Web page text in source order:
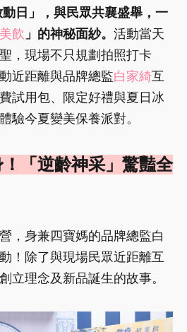
日」，與民眾共襄盛舉，一
飲 」的神秘面紗。 活動當天
，現場不只規劃拍照打卡
近距離與品牌總監白家綺互
試用包、限定好禮與夏日冰
驗今夏變美保養派對。
「逆齡神采」驚豔全
，身兼四寶媽的品牌總監白
！除了與現場民眾近距離互
立理念及新品誕生的故事。